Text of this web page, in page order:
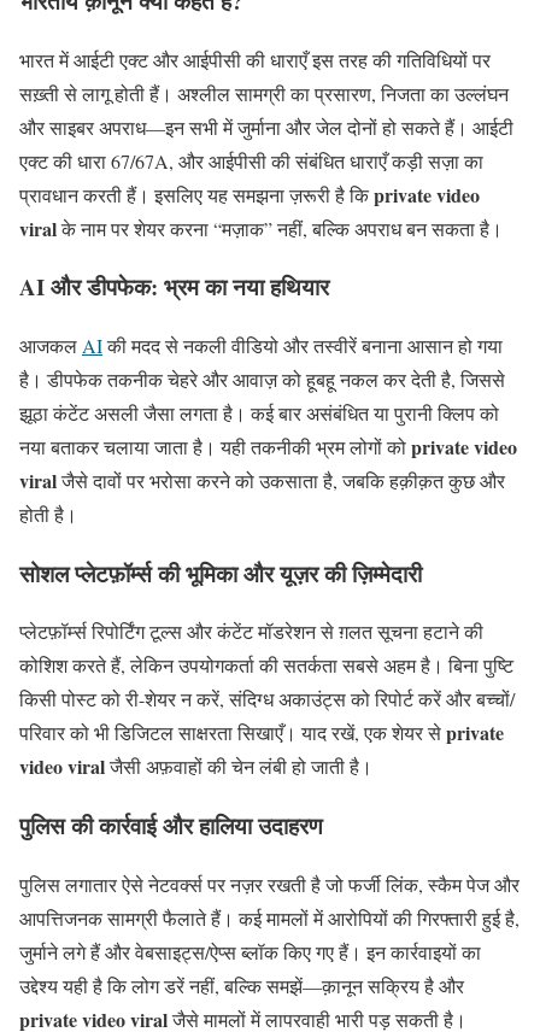
भारत में आईटी एक्ट और आईपीसी की धाराएँ इस तरह की गतिविधियों पर
सख़्ती से लागू होती हैं। अश्लील सामग्री का प्रसारण, निजता का उल्लंघन
और साइबर अपराध—इन सभी में जुर्माना और जेल दोनों हो सकते हैं। आईटी
एक्ट की धारा 67/67A, और आईपीसी की संबंधित धाराएँ कड़ी सज़ा का
प्रावधान करती हैं। इसलिए यह समझना ज़रूरी है किprivate video
viralके नाम पर शेयर करना “मज़ाक” नहीं, बल्कि अपराध बन सकता है।
AI और डीपफेक: भ्रम का नया हथियार
आजकल AIकी मदद से नकली वीडियो और तस्वीरें बनाना आसान हो गया
है। डीपफेक तकनीक चेहरे और आवाज़ को हूबहू नकल कर देती है, जिससे
झूठा कंटेंट असली जैसा लगता है। कई बार असंबंधित या पुरानी क्लिप को
नया बताकर चलाया जाता है। यही तकनीकी भ्रम लोगों कोprivate video
viralजैसे दावों पर भरोसा करने को उकसाता है, जबकि हक़ीक़त कुछ और
होती है।
सोशल प्लेटफ़ॉर्म्स की भूमिका और यूज़र की ज़िम्मेदारी
प्लेटफ़ॉर्म्स रिपोर्टिंग टूल्स और कंटेंट मॉडरेशन से ग़लत सूचना हटाने की
कोशिश करते हैं, लेकिन उपयोगकर्ता की सतर्कता सबसे अहम है। बिना पुष्टि
किसी पोस्ट को री-शेयर न करें, संदिग्ध अकाउंट्स को रिपोर्ट करें और बच्चों/
परिवार को भी डिजिटल साक्षरता सिखाएँ। याद रखें, एक शेयर सेprivate
video viralजैसी अफ़वाहों की चेन लंबी हो जाती है।
पुलिस की कार्रवाई और हालिया उदाहरण
पुलिस लगातार ऐसे नेटवर्क्स पर नज़र रखती है जो फर्जी लिंक, स्कैम पेज और
आपत्तिजनक सामग्री फैलाते हैं। कई मामलों में आरोपियों की गिरफ्तारी हुई है,
जुर्माने लगे हैं और वेबसाइट्स/ऐप्स ब्लॉक किए गए हैं। इन कार्रवाइयों का
उद्देश्य यही है कि लोग डरें नहीं, बल्कि समझें—क़ानून सक्रिय है और
private video viralजैसे मामलों में लापरवाही भारी पड़ सकती है।